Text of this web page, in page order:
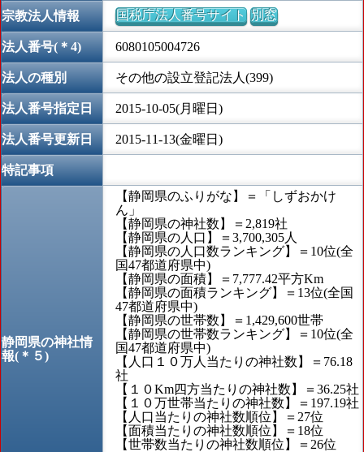
宗教法人情報 国税庁法人番号サイト 別窓
法人番号(＊4) 6080105004726
法人の種別 その他の設立登記法人(399)
法人番号指定日 2015-10-05(月曜日)
法人番号更新日 2015-11-13(金曜日)
特記事項
静岡県の神社情
報(＊５)
【静岡県のふりがな】＝「しずおかけ
ん」
【静岡県の神社数】＝2,819社
【静岡県の人口】＝3,700,305人
【静岡県の人口数ランキング】＝10位(全
国47都道府県中)
【静岡県の面積】＝7,777.42平方Km
【静岡県の面積ランキング】＝13位(全国
47都道府県中)
【静岡県の世帯数】＝1,429,600世帯
【静岡県の世帯数ランキング】＝10位(全
国47都道府県中)
【人口１０万人当たりの神社数】＝76.18
社
【１０Km四方当たりの神社数】＝36.25社
【１０万世帯当たりの神社数】＝197.19社
【人口当たりの神社数順位】＝27位
【面積当たりの神社数順位】＝18位
【世帯数当たりの神社数順位】＝26位